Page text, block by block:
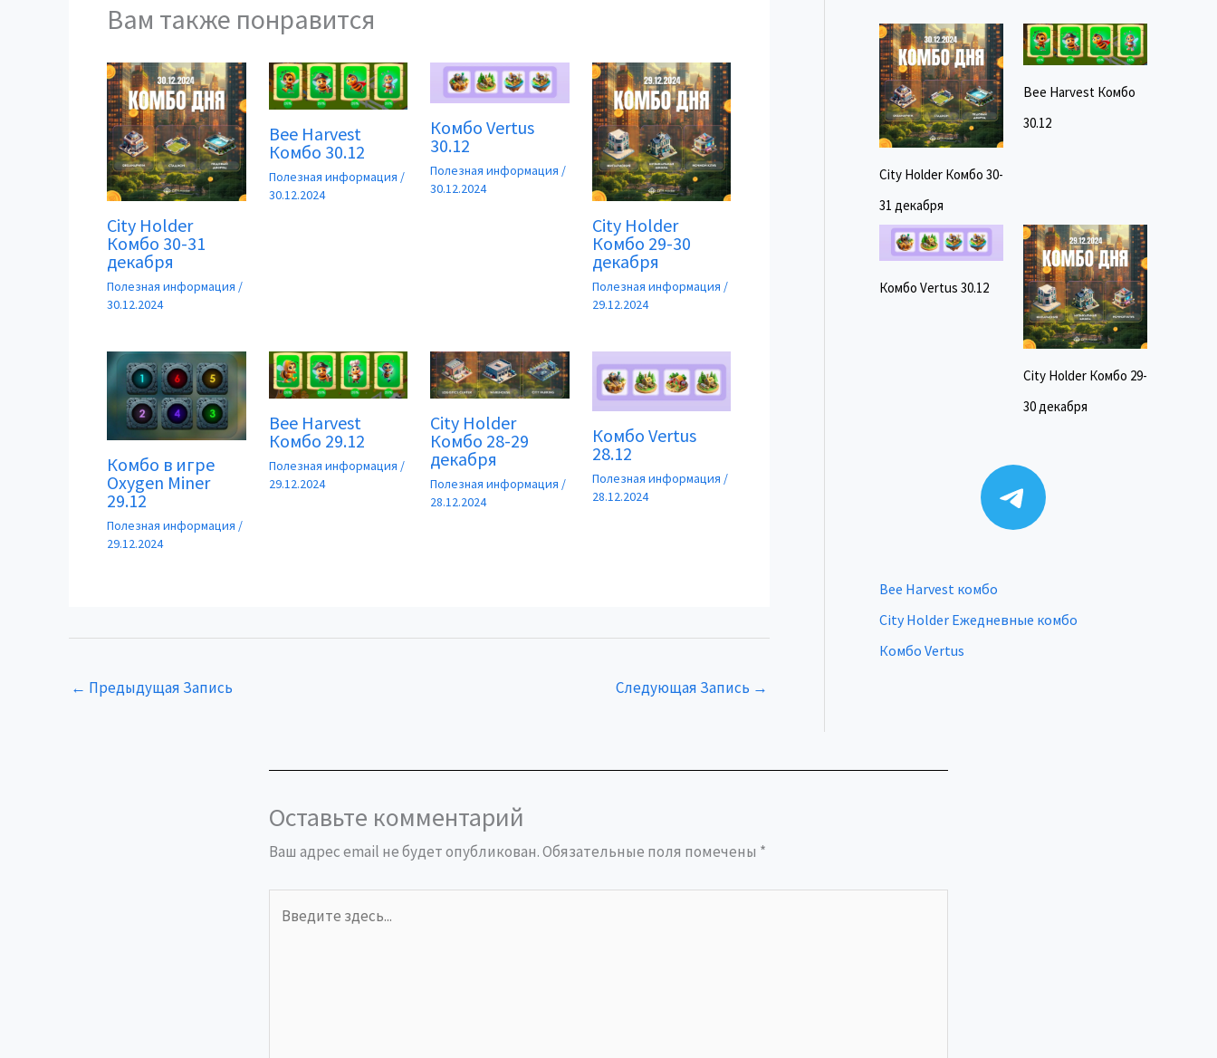
Вам также понравится
City Holder
Комбо 30-31
декабря
Полезная информация /
30.12.2024
Bee Harvest
Комбо 30.12
Полезная информация /
30.12.2024
Комбо Vertus
30.12
Полезная информация /
30.12.2024
City Holder
Комбо 29-30
декабря
Полезная информация /
29.12.2024
Комбо в игре
Oxygen Miner
29.12
Полезная информация /
29.12.2024
Bee Harvest
Комбо 29.12
Полезная информация /
29.12.2024
City Holder
Комбо 28-29
декабря
Полезная информация /
28.12.2024
Комбо Vertus
28.12
Полезная информация /
28.12.2024
← Предыдущая Запись Следующая Запись →
City Holder Комбо 30-
31 декабря
Bee Harvest Комбо
30.12
Комбо Vertus 30.12
City Holder Комбо 29-
30 декабря
Telegram
Bee Harvest комбо
City Holder Ежедневные комбо
Комбо Vertus
Оставьте комментарий
Ваш адрес email не будет опубликован.Обязательные поля помечены *
здесь...